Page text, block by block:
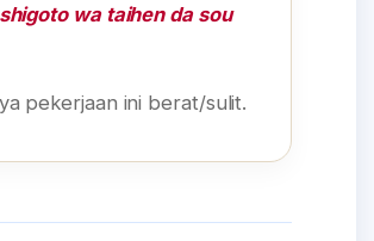
wa taihen da sou
pekerjaan ini berat/sulit.